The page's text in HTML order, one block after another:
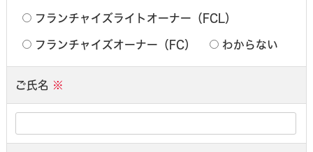
フランチャイズライトオーナー（FCL）
フランチャイズオーナー（FC）
わからない
ご氏名 ※